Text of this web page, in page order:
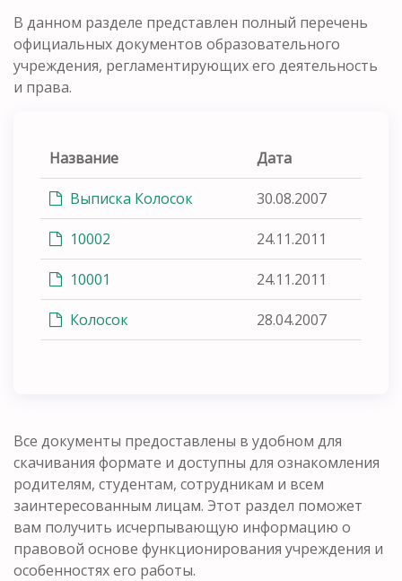
В данном разделе представлен полный перечень
официальных документов образовательного
учреждения, регламентирующих его деятельность
и права.
Название Дата
Выписка Колосок 30.08.2007
10002 24.11.2011
10001 24.11.2011
Колосок 28.04.2007
Все документы предоставлены в удобном для
скачивания формате и доступны для ознакомления
родителям, студентам, сотрудникам и всем
заинтересованным лицам. Этот раздел поможет
вам получить исчерпывающую информацию о
правовой основе функционирования учреждения и
особенностях его работы.